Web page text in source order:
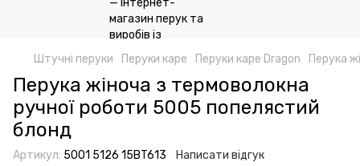
Штучні перуки Перуки каре Перуки каре Dragon Перука
Перука жіноча з термоволокна
ручної роботи 5005 попелястий
блонд
Артикул: 5001 5126 15BT613 Написати відгук